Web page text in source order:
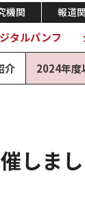
機関 報道
タルパンフ
介 2024年度
しま